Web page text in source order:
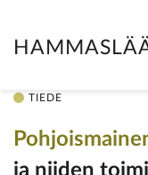
TIEDE
ja niiden